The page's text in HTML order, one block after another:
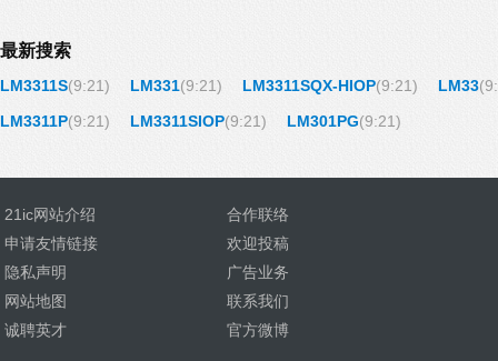
最新搜索
LM3311S(9:21) LM331(9:21) LM3311SQX-HIOP(9:21) LM33
LM3311P(9:21) LM3311SIOP(9:21) LM301PG(9:21)
21ic网站介绍
合作联络
申请友情链接
欢迎投稿
隐私声明
广告业务
网站地图
联系我们
诚聘英才
官方微博